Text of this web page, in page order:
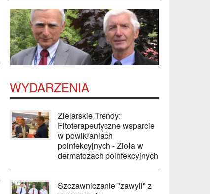
WYDARZENIA
Zielarskie Trendy:
Fitoterapeutyczne wsparcie
w powikłaniach
poinfekcyjnych - Zioła w
dermatozach poinfekcyjnych
Szczawniczanie "zawyli" z